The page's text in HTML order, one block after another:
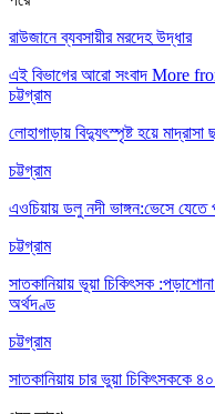
রাউজানে ব্যবসায়ীর মরদেহ উদ্ধার
এই বিভাগের আরো সংবাদ More
চট্টগ্রাম
লোহাগাড়ায় বিদ্যুৎস্পৃষ্ট হয়ে
চট্টগ্রাম
এওচিয়ায় ডলু নদী ভাঙ্গন:ভেসে যেতে
চট্টগ্রাম
সাতকানিয়ায় ভূয়া চিকিৎসক
অর্থদণ্ড
চট্টগ্রাম
সাতকানিয়ায় চার ভুয়া চিকিৎসককে ৪০